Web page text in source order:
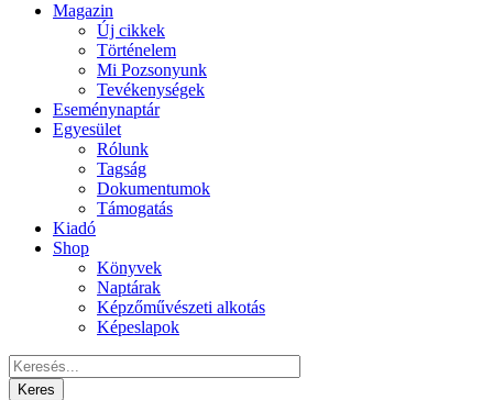
Magazin
Új cikkek
Történelem
Mi Pozsonyunk
Tevékenységek
Eseménynaptár
Egyesület
Rólunk
Tagság
Dokumentumok
Támogatás
Kiadó
Shop
Könyvek
Naptárak
Képzőművészeti alkotás
Képeslapok